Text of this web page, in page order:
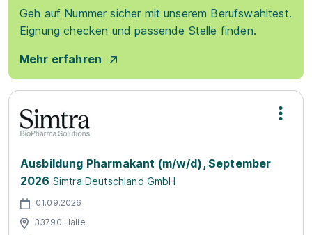
Geh auf Nummer sicher mit unserem Berufswahltest.
Eignung checken und passende Stelle finden.
Mehr erfahren
Ausbildung Pharmakant (m/w/d), September
2026 Simtra Deutschland GmbH
01.09.2026
33790 Halle